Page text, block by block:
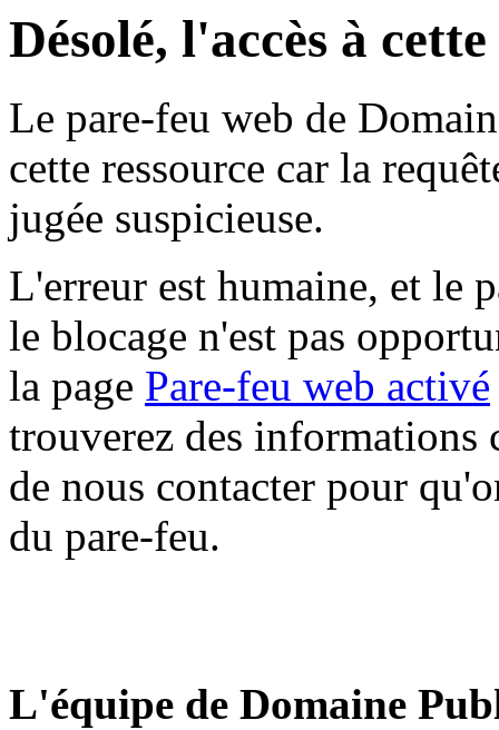
Désolé, l'accès à
Le pare-feu web de
cette ressource car la
jugée suspicieuse.
L'erreur est humaine, et le
le blocage n'est pas
la page Pare-feu web activé
trouverez des informations
de nous contacter pour
du pare-feu.
L'équipe de Domaine